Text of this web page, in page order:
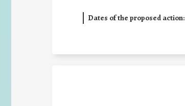
Dates of the proposed action: